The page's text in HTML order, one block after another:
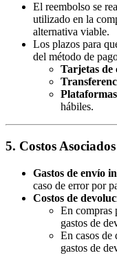
El reembolso se
utilizado en la
alternativa viable.
Los plazos para
del método de
Tarjetas de
hábiles.
5. Costos
Gastos de envío
caso de error por
Costos de
En compras
gastos de
En casos de
gastos de